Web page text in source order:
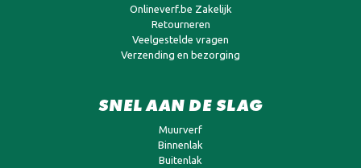
Onlineverf.be Zakelijk
Retourneren
Veelgestelde vragen
Verzending en bezorging
SNEL AAN DE SLAG
Muurverf
Binnenlak
Buitenlak